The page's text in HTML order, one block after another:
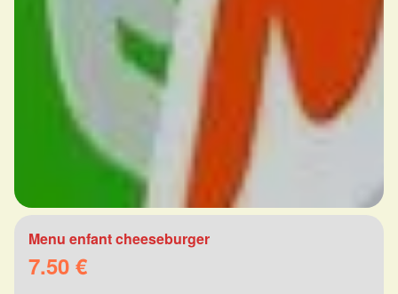
Menu enfant cheeseburger
7.50 €